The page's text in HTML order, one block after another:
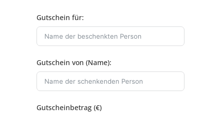
Gutschein für:
Gutschein von (Name):
Gutscheinbetrag (€)